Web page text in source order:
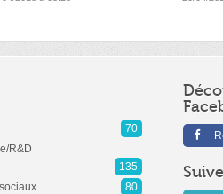
70
R&D
135
80